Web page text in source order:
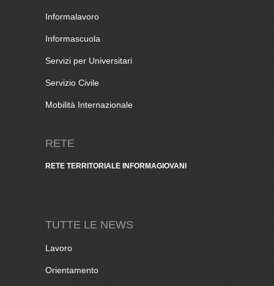
Informalavoro
Informascuola
Servizi per Universitari
Servizio Civile
Mobilità Internazionale
RETE
RETE TERRITORIALE INFORMAGIOVANI
TUTTE LE NEWS
Lavoro
Orientamento